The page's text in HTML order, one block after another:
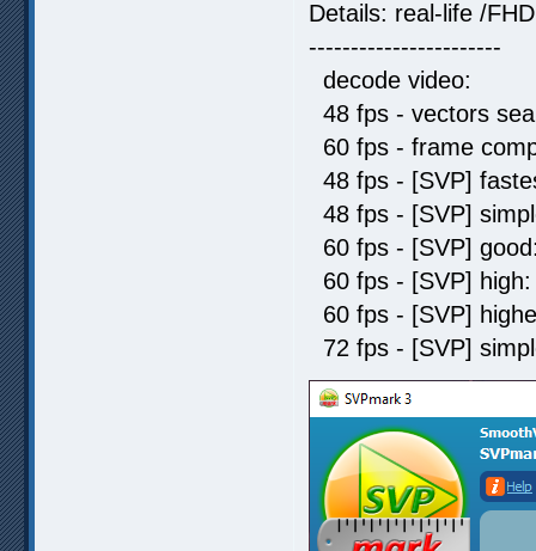
Details: real-life /FHD
-----------------------
decode
48 fps - vectors
60 fps - frame
48 fps - [SVP]
48 fps - [SVP]
60 fps - [SVP]
60 fps - [SVP]
60 fps - [SVP]
72 fps - [SVP]